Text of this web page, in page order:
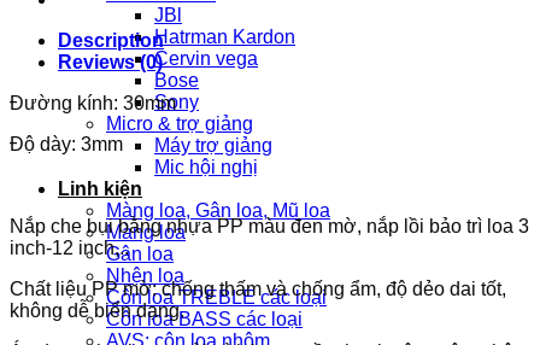
JBl
Hatrman Kardon
Cervin vega
Bose
Sony
Micro & trợ giảng
Máy trợ giảng
Mic hội nghị
Linh kiện
Màng loa, Gân loa, Mũ loa
Màng loa
Gân loa
Nhện loa
Côn loa TREBLE các loại
Côn loa BASS các loại
AVS: côn loa nhôm
Description
Reviews (0)
Đường kính: 30mm
Độ dày: 3mm
Nắp che bụi bằng nhựa PP màu đen mờ, nắp lồi bảo trì loa 3
inch-12 inch,..
Chất liệu PP mờ: chống thấm và chống ẩm, độ dẻo dai tốt,
không dễ biến dạng.